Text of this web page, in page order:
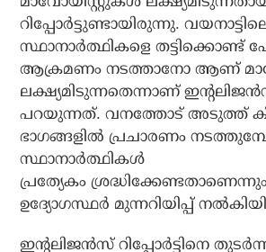
റിപ്പോര്‍ട്ടുണ്ടായിരുന്നു.
സ്ഥാനാര്‍ത്ഥികളെ തട്ടിക്കൊണ്ട്
ആക്രമണം നടത്താനോ ആണ്
ലക്ഷ്യമിടുന്നതെന്നാണ്
പറയുന്നത്. വനത്തോട് അടുത്ത്
ഭാഗങ്ങളില്‍ പ്രചാരണം
സ്ഥാനാര്‍ത്ഥികള്‍
പ്രത്യേകം
ഉദ്യോഗസ്ഥര്‍ മുന്നറിയിപ്പ്
ഇന്റലിജന്‍സ് റിപ്പോര്‍ട്ടിനെ